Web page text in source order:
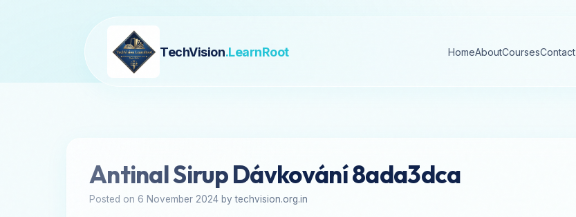
TechVision.LearnRoot HomeAboutCoursesContact
Antinal Sirup Dávkování 8ada3dca
Posted on 6 November 2024 by techvision.org.in